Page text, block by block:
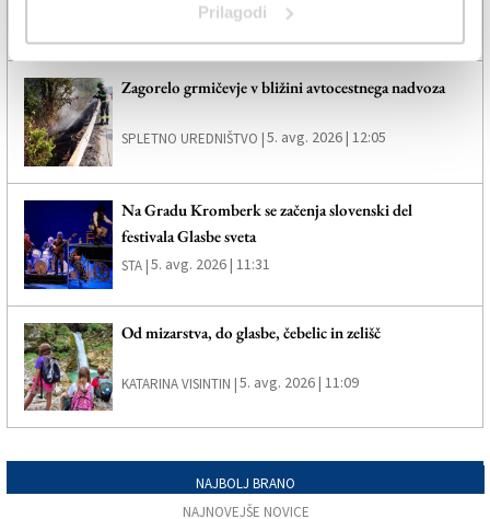
Prilagodi
SPLETNO UREDNIŠTVO | 5. avg. 2026 | 12:36
Zagorelo grmičevje v bližini avtocestnega nadvoza
SPLETNO UREDNIŠTVO |5. avg. 2026 | 12:05
Na Gradu Kromberk se začenja slovenski del
festivala Glasbe sveta
STA |5. avg. 2026 | 11:31
Od mizarstva, do glasbe, čebelic in zelišč
KATARINA VISINTIN |5. avg. 2026 | 11:09
NAJBOLJ BRANO
NAJNOVEJŠE NOVICE